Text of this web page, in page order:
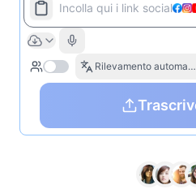
Incolla qui i link social
Rilevamento